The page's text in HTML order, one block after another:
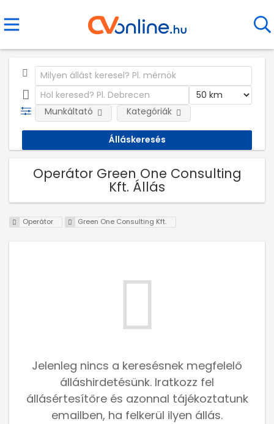
Munkáltató Kategóriák
Operátor Green One Consulting
Kft. Állás
Operátor Green One Consulting Kft.
Jelenleg nincs a keresésnek megfelelő
álláshirdetésünk. Iratkozz fel
állásértesítőre és azonnal tájékoztatunk
emailben, ha felkerül ilyen állás.